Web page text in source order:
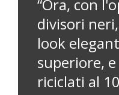
“Ora, con
divisori
look
superiore,
riciclati al